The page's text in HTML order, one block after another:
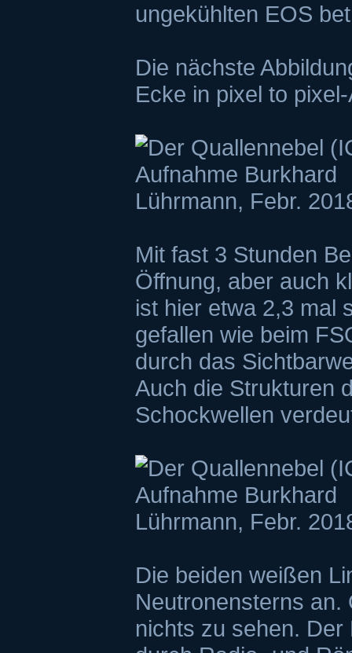
ungekühlten EOS
Die nächste
Ecke in pixel to
Mit fast 3 Stunden
Öffnung, aber auch
ist hier etwa 2,3 mal
gefallen wie beim
durch das
Auch die Strukturen
Schockwellen
Die beiden weißen
Neutronensterns
nichts zu sehen.